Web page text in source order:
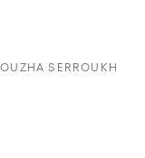
SERROUKH